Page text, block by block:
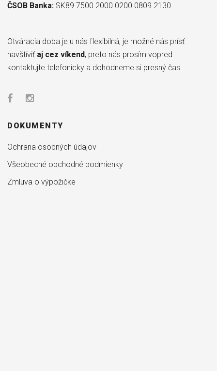
ČSOB Banka: SK89 7500 2000 0200 0809 2130
Otváracia doba je u nás flexibilná, je možné nás prísť
navštíviť aj cez víkend, preto nás prosím vopred
kontaktujte telefonicky a dohodneme si presný čas.
DOKUMENTY
Ochrana osobných údajov
Všeobecné obchodné podmienky
Zmluva o výpožičke